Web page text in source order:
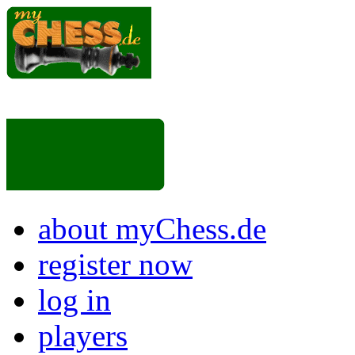
about myChess.de
register now
log in
players